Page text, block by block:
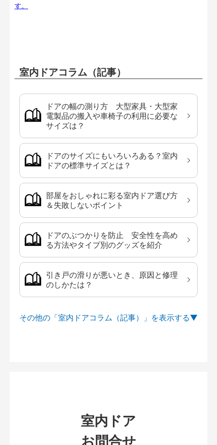
す。
室内ドアコラム（記事）
ドアの幅の測り方 大型家具・大型家
電製品の搬入や車椅子の利用に必要な
サイズは？
ドアのサイズにもいろいろある？室内
ドアの標準サイズとは？
部屋をおしゃれに彩る室内ドア選び方
＆失敗しないポイント
ドアのぶつかりを防止 安全性を高め
る方法やタイプ別のグッズを紹介
引き戸の滑りが悪いとき、原因と修理
のしかたは？
その他の「室内ドアコラム（記事）」を
室内ドア
お問合せ